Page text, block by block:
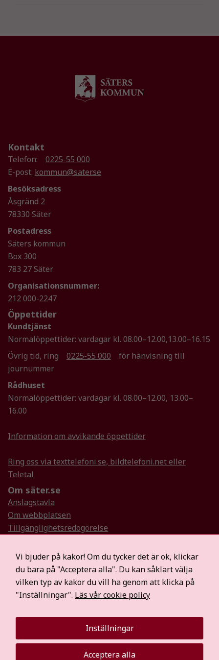
Kontakt
Telefon:
0225-55 000
E-post: kommun@sater.se
Besöksadress
Åsgränd 2
78330 Säter
Postadress
Säters kommun
Box 300
783 27 Säter
Organisationsnummer:
212 000-2247
Öppettider
Kundtjänst
Normalöppettider: vardagar kl. 08.00–12.00,13.00–16.15
Övrig tid, ring
0225-55 000
för hänvisning till
journummer
Rådhuset
Normalöppettider: vardagar kl. 08.00–12.00, 13.00–
16.00
Information om avvikande öppettider
Ring oss via texttelefoni.se, bildtelefoni.net eller
Teletal
Om säter.se
Anslagstavla
Om webbplatsen
Tillgänglighetsredogörelse
Visselblåsartjänst
Hitta oss på sociala medier
Mer information
För medier
Räddningstjänsten Dala Mitt
Vi bjuder på kakor! Om du tycker det är ok, klickar
du bara på "Acceptera alla". Du kan såklart välja
vilken typ av kakor du vill ha genom att klicka på
"Inställningar". Läs vår cookie policy
Inställningar
Acceptera alla
fungera.
förbättra
och
baserat på
hur
För att vår
prestera så
bra som
under ditt
besök. Om
kommer viss
funktionalitet
att försvinna